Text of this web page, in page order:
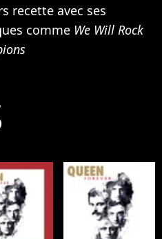
recette avec ses
comme We Will Rock